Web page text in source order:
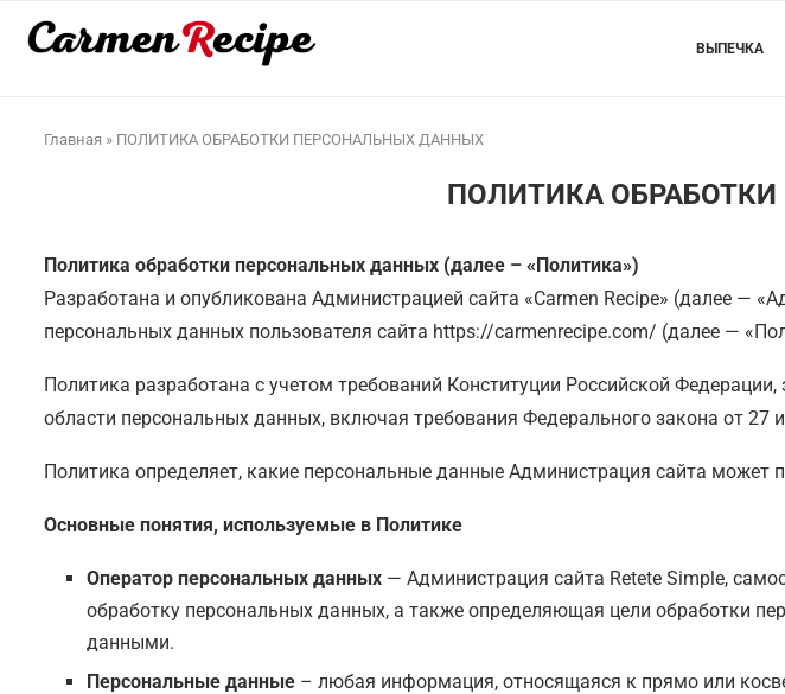
ВЫПЕЧКА
Главная » ПОЛИТИКА ОБРАБОТКИ ПЕРСОНАЛЬНЫХ ДАННЫХ
ПОЛИТИКА
Политика обработки персональных данных (далее – «Политика»)
Разработана и опубликована Администрацией сайта «Carmen Recipe» (далее —
персональных данных пользователя сайта https://carmenrecipe.com/ (далее —
Политика разработана с учетом требований Конституции Российской
области персональных данных, включая требования Федерального закона от
Политика определяет, какие персональные данные Администрация сайта может
Основные понятия, используемые в Политике
Оператор персональных данных — Администрация сайта Retete Simple,
обработку персональных данных, а также определяющая цели обработки
данными.
Персональные данные – любая информация, относящаяся к прямо или